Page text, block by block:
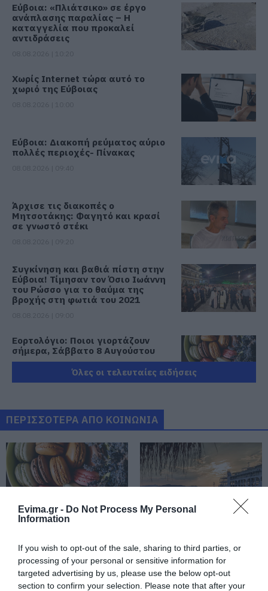
Evima.gr - Do Not Process My Personal
Information
If you wish to opt-out of the sale, sharing to third parties, or
processing of your personal or sensitive information for
targeted advertising by us, please use the below opt-out
section to confirm your selection. Please note that after your
Εύβοια: «Πλιάτσικο» σε έργο
ανάπλασης παραλίας – Η
καταγγελία που προκαλεί
αντιδράσεις
Χωρίς Internet τώρα αυτό το
χωριό της Εύβοιας
Εύβοια: Διακοπή ρεύματος αύριο
πολλές περιοχές- Πίνακας
Άρχισε τις διακοπές ο
Μητσοτάκης: Φαγητό και κρασί
σε γνωστό στέκι
Συγκίνηση και βαθιά πίστη στην
Εύβοια! Τίμησαν τον Όσιο Ιωάννη
του Ρώσσο για το θαύμα της
βροχής στη φωτιά του 2021
Εορτολόγιο: Ποιοι γιορτάζουν
σήμερα, Σάββατο 8 Αυγούστου
Εύβοια! Στα ύψη το θερμόμετρο
08.08.2026 | 08:20
Προσοχή σήμερα στην Εύβοια:
Υψηλός κίνδυνος πυρκαγιάς! Τι
απαγορεύεται από την Πολιτική
08.08.2026 | 08:00
Πλημμύρισε με κόσμο η Φαράκλα
(pics&vid)
08.08.2026 | 00:59
Όλες οι τελευταίες ειδήσεις
ΠΕΡΙΣΣΟΤΕΡΑ ΑΠΟ ΚΟΙΝΩΝΙΑ
Εορτολόγιο: Ποιοι
γιορτάζουν σήμερα,
Σάββατο 8 Αυγούστου
Ο καιρός αλλάζει
πρόσωπο: Έρχονται
40άρια μαζί με
θυελλώδη μελτέμια